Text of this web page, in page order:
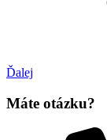
Ďalej
Máte otázku?